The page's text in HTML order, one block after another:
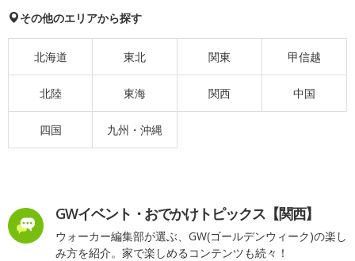
その他のエリアから探す
北海道 東北 関東 甲信越
北陸 東海 関西 中国
四国 九州・沖縄
GWイベント・おでかけトピックス【関西】
ウォーカー編集部が選ぶ、GW(ゴールデンウィーク)の楽し
み方を紹介。家で楽しめるコンテンツも続々！